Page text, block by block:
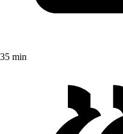
35 min